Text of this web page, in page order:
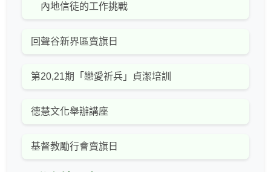
內地信徒的工作挑戰
回聲谷新界區賣旗日
第20,21期「戀愛祈兵」貞潔培訓
德慧文化舉辦講座
基督教勵行會賣旗日